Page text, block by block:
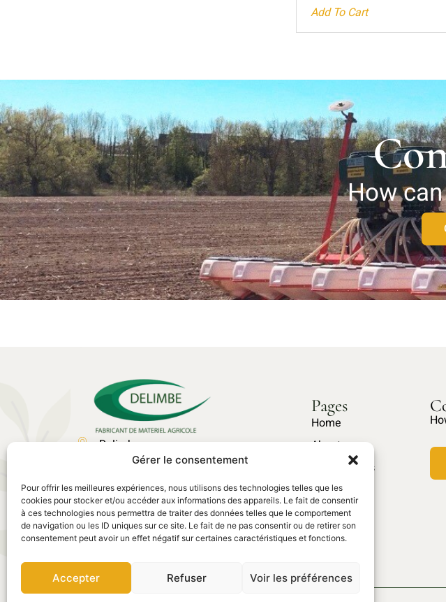
Gérer le consentement
Pour offrir les meilleures expériences, nous utilisons des technologies telles que les
cookies pour stocker et/ou accéder aux informations des appareils. Le fait de consentir
à ces technologies nous permettra de traiter des données telles que le comportement
de navigation ou les ID uniques sur ce site. Le fait de ne pas consentir ou de retirer son
consentement peut avoir un effet négatif sur certaines caractéristiques et fonctions.
Accepter Refuser Voir les préférences
Add To Cart
How
Delimbe
Abbaye de Bonport
02 35 23 27 62
contact@delimbe.com
Pages
Home
About us
Our products
Spare parts
Legal notice